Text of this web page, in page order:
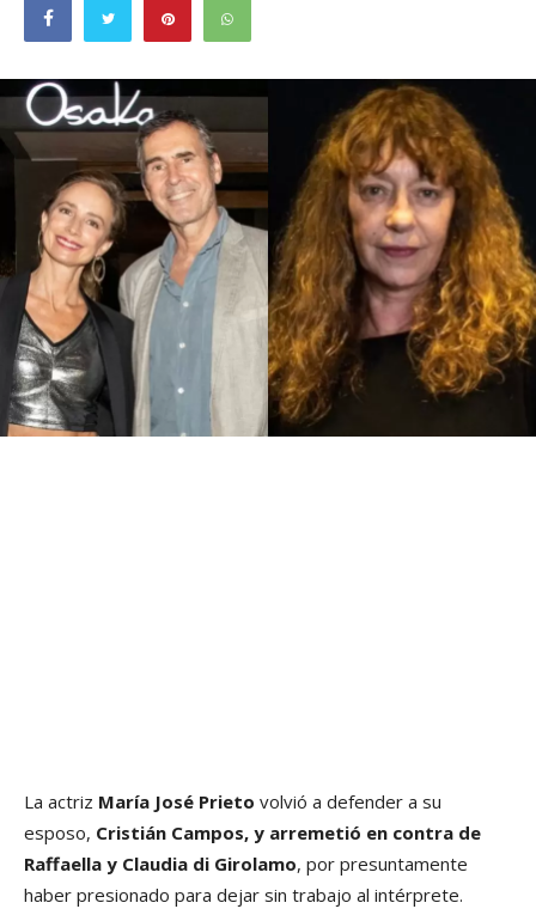
La actriz María José Prieto volvió a defender a su
esposo, Cristián Campos, y arremetió en contra de
Raffaella y Claudia di Girolamo, por presuntamente
haber presionado para dejar sin trabajo al intérprete.